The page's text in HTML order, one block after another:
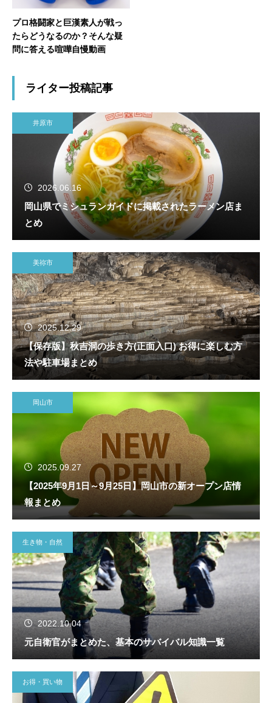
プロ格闘家と巨漢素人が戦っ
たらどうなるのか？そんな疑
問に答える喧嘩自慢動画
ライター投稿記事
井原市
2026.06.16
岡山県でミシュランガイドに掲載されたラーメン店ま
とめ
美祢市
2025.12.29
【保存版】秋吉洞の歩き方(正面入口) お得に楽しむ方
法や駐車場まとめ
岡山市
2025.09.27
【2025年9月1日～9月25日】岡山市の新オープン店情
報まとめ
生き物・自然
2022.10.04
元自衛官がまとめた、基本のサバイバル知識一覧
お得・買い物